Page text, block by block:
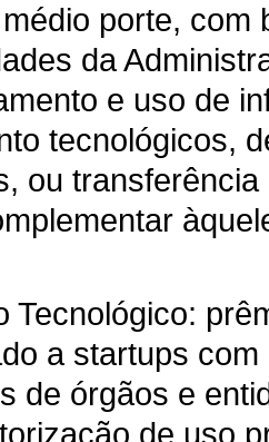
porte,
da
e uso de
tecnológicos,
ou
Tecnológico:
a startups
de órgãos e
de uso